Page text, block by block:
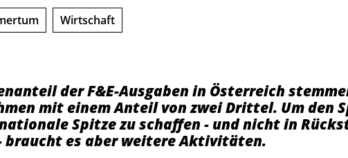
Wirtschaft
der F&E-Ausgaben in Österreich
mit einem Anteil von zwei Drittel. Um den
Spitze zu schaffen - und nicht in
braucht es aber weitere Aktivitäten.